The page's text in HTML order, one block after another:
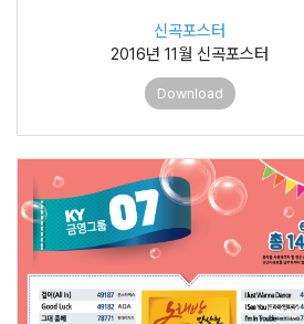
신곡포스터
2016년 11월 신곡포스터
Download